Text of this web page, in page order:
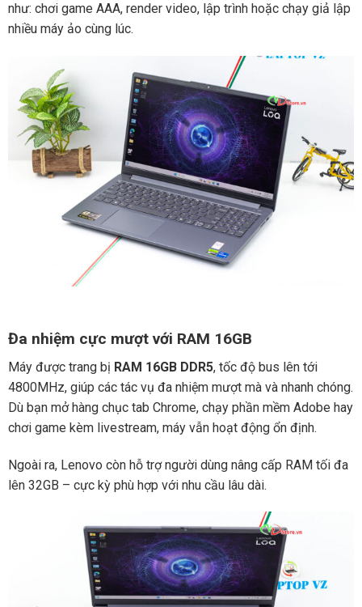
như: chơi game AAA, render video, lập trình hoặc chạy giả lập
nhiều máy ảo cùng lúc.
Đa nhiệm cực mượt với RAM 16GB
Máy được trang bị RAM 16GB DDR5, tốc độ bus lên tới
4800MHz, giúp các tác vụ đa nhiệm mượt mà và nhanh chóng.
Dù bạn mở hàng chục tab Chrome, chạy phần mềm Adobe hay
chơi game kèm livestream, máy vẫn hoạt động ổn định.
Ngoài ra, Lenovo còn hỗ trợ người dùng nâng cấp RAM tối đa
lên 32GB – cực kỳ phù hợp với nhu cầu lâu dài.